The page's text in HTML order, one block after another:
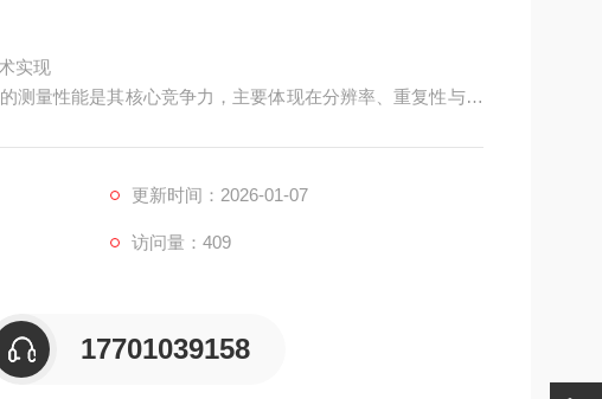
实现
测量性能是其核心竞争力，主要体现在分辨率、重复性与适
更新时间：2026-01-07
访问量：409
17701039158